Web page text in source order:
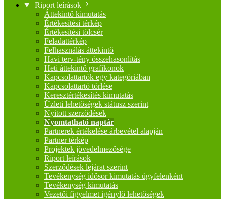
Riport leírások
Áttekintő kimutatás
Értékesítési térkép
Értékesítési tölcsér
Feladattérkép
Felhasználás áttekintő
Havi terv-tény összehasonlítás
Heti áttekintő grafikonok
Kapcsolattartók egy kategóriában
Kapcsolattartó törlése
Keresztértékesítés kimutatás
Üzleti lehetőségek státusz szerint
Nyitott szerződések
Nyomtatható naptár
Partnerek értékelése árbevétel alapján
Partner térkép
Projektek jövedelmezősége
Riport leírások
Szerződések lejárat szerint
Tevékenység idősor kimutatás ügyfelenként
Tevékenység kimutatás
Vezetői figyelmet igénylő lehetőségek